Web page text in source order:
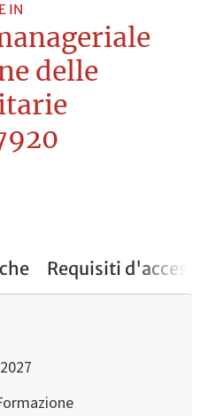
IN
delle
Requisiti